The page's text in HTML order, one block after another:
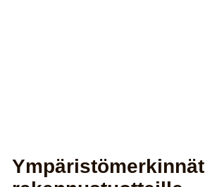
Ympäristömerkinnät